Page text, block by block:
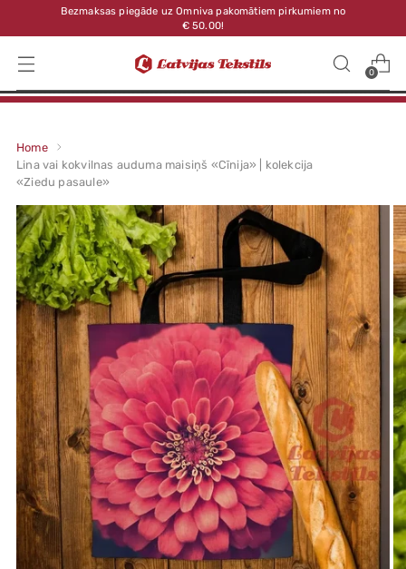
Bezmaksas piegāde uz Omniva pakomātiem pirkumiem no
€ 50.00!
0
Home
Lina vai kokvilnas auduma maisiņš «Cīnija» | kolekcija
«Ziedu pasaule»